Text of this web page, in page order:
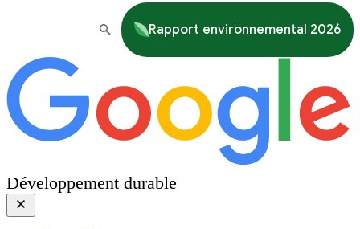
Rapport environnemental 2026
Développement durable